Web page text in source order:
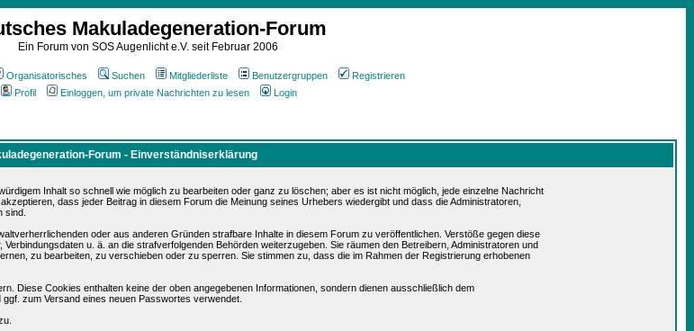
Makuladegeneration-Forum
Ein Forum von SOS Augenlicht e.V. seit Februar 2006
Organisatorisches Suchen Mitgliederliste Benutzergruppen
Registrieren
Profil
Einloggen, um private Nachrichten zu lesen Login
Forum - Einverständniserklärung
Inhalt so schnell wie möglich zu bearbeiten oder ganz zu löschen; aber es ist nicht möglich, jede einzelne Nachricht
dass jeder Beitrag in diesem Forum die Meinung seines Urhebers wiedergibt und dass die Administratoren,
sind.
oder aus anderen Gründen strafbare Inhalte in diesem Forum zu veröffentlichen. Verstöße gegen diese
u. ä. an die strafverfolgenden Behörden weiterzugeben. Sie räumen den Betreibern, Administratoren und
zu bearbeiten, zu verschieben oder zu sperren. Sie stimmen zu, dass die im Rahmen der Registrierung erhobenen
Diese Cookies enthalten keine der oben angegebenen Informationen, sondern dienen ausschließlich dem
zum Versand eines neuen Passwortes verwendet.